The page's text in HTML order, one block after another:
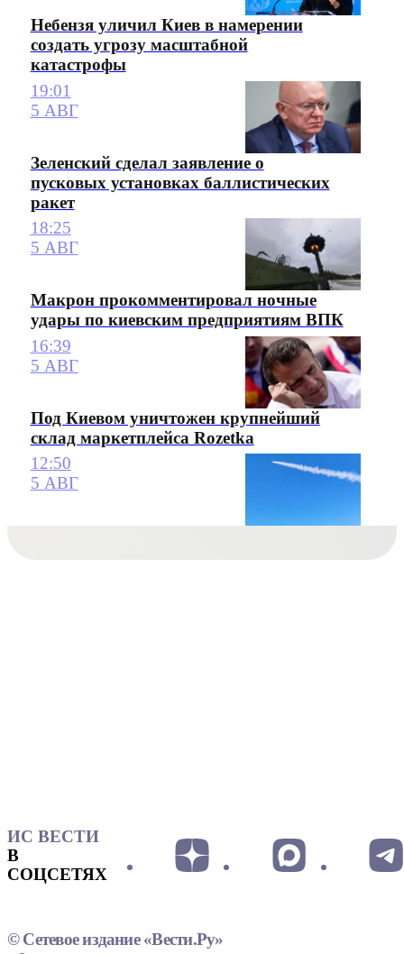
Небензя уличил Киев в намерении
создать угрозу масштабной
катастрофы
19:01
5 АВГ
Зеленский сделал заявление о
пусковых установках баллистических
ракет
18:25
5 АВГ
Макрон прокомментировал ночные
удары по киевским предприятиям ВПК
16:39
5 АВГ
Под Киевом уничтожен крупнейший
склад маркетплейса Rozetka
12:50
5 АВГ
ИС ВЕСТИ
В
СОЦСЕТЯХ
© Сетевое издание «Вести.Ру»